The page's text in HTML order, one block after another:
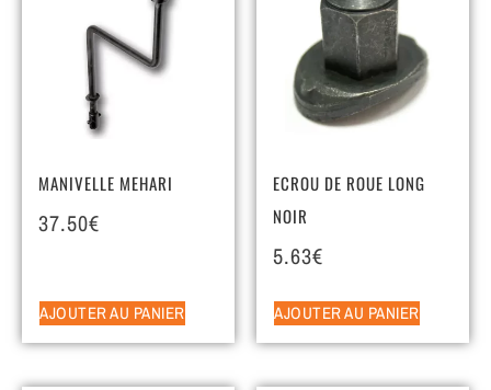
MANIVELLE MEHARI
37.50€
AJOUTER AU PANIER
ECROU DE ROUE LONG
NOIR
5.63€
AJOUTER AU PANIER